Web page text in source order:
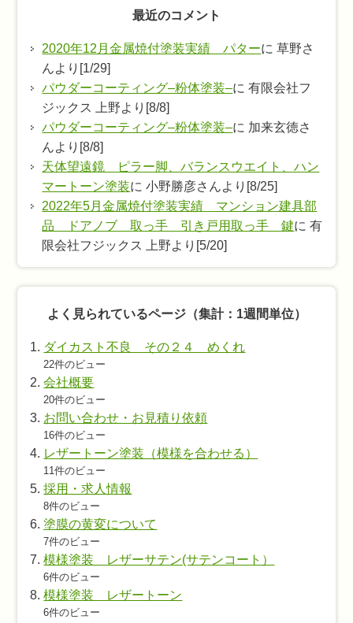
最近のコメント
2020年12月金属焼付塗装実績 パターに 草野さ
んより[1/29]
パウダーコーティング–粉体塗装–に 有限会社フ
ジックス 上野より[8/8]
パウダーコーティング–粉体塗装–に 加来玄徳さ
んより[8/8]
天体望遠鏡 ピラー脚、バランスウエイト、ハン
マートーン塗装に 小野勝彦さんより[8/25]
2022年5月金属焼付塗装実績 マンション建具部
品 ドアノブ 取っ手 引き戸用取っ手 鍵に 有
限会社フジックス 上野より[5/20]
よく見られているページ（集計：1週間単位）
ダイカスト不良 その２４ めくれ
22件のビュー
会社概要
20件のビュー
お問い合わせ・お見積り依頼
16件のビュー
レザートーン塗装（模様を合わせる）
11件のビュー
採用・求人情報
8件のビュー
塗膜の黄変について
7件のビュー
模様塗装 レザーサテン(サテンコート）
6件のビュー
模様塗装 レザートーン
6件のビュー